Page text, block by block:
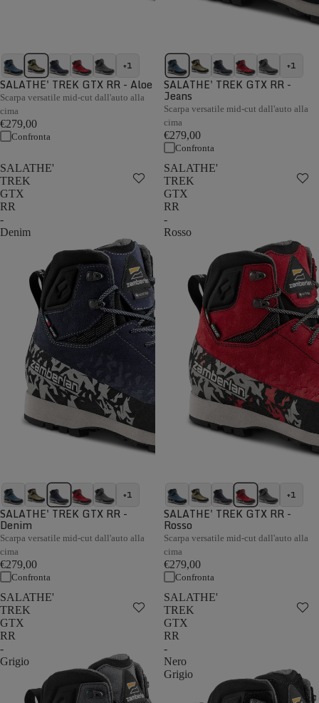
+1
SALATHE' TREK GTX RR - Aloe
Scarpa versatile mid-cut dall'auto alla
cima
€279,00
Confronta
+1
SALATHE' TREK GTX RR -
Jeans
Scarpa versatile mid-cut dall'auto alla
cima
€279,00
Confronta
SALATHE'
TREK
GTX
RR
-
Denim
+1
SALATHE' TREK GTX RR -
Denim
Scarpa versatile mid-cut dall'auto alla
cima
€279,00
Confronta
SALATHE'
TREK
GTX
RR
-
Rosso
+1
SALATHE' TREK GTX RR -
Rosso
Scarpa versatile mid-cut dall'auto alla
cima
€279,00
Confronta
SALATHE'
TREK
GTX
RR
-
Grigio
SALATHE'
TREK
GTX
RR
-
Nero
Grigio